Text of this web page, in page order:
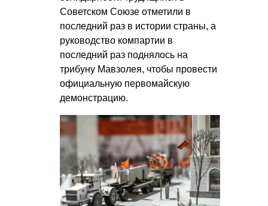
Советском Союзе отметили в
последний раз в истории страны, а
руководство компартии в
последний раз поднялось на
трибуну Мавзолея, чтобы провести
официальную первомайскую
демонстрацию.